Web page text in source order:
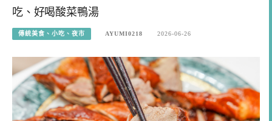
吃、好喝酸菜鴨湯
傳統美食、小吃、夜市 AYUMI0218 2026-06-26